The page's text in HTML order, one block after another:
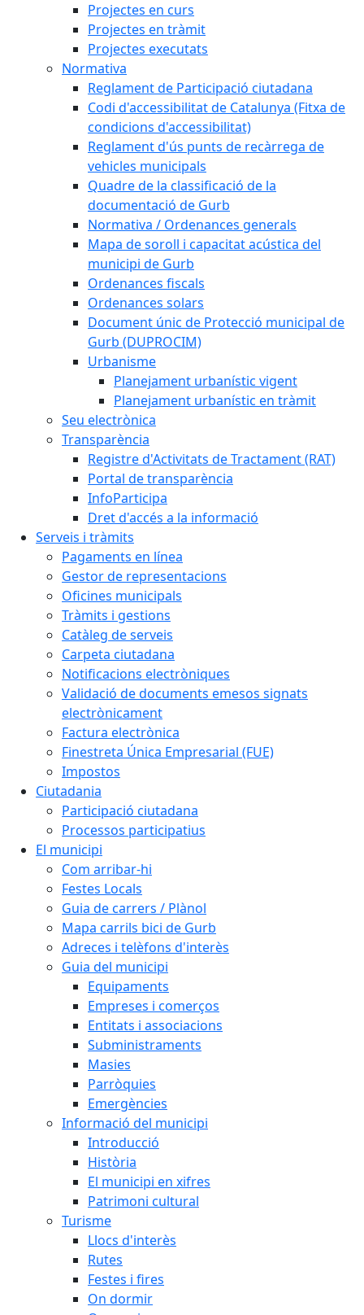
Projectes en curs
Projectes en tràmit
Projectes executats
Normativa
Reglament de Participació ciutadana
Codi d'accessibilitat de Catalunya (Fitxa de
condicions d'accessibilitat)
Reglament d'ús punts de recàrrega de
vehicles municipals
Quadre de la classificació de la
documentació de Gurb
Normativa / Ordenances generals
Mapa de soroll i capacitat acústica del
municipi de Gurb
Ordenances fiscals
Ordenances solars
Document únic de Protecció municipal de
Gurb (DUPROCIM)
Urbanisme
Planejament urbanístic vigent
Planejament urbanístic en tràmit
Seu electrònica
Transparència
Registre d'Activitats de Tractament (RAT)
Portal de transparència
InfoParticipa
Dret d'accés a la informació
Serveis i tràmits
Pagaments en línea
Gestor de representacions
Oficines municipals
Tràmits i gestions
Catàleg de serveis
Carpeta ciutadana
Notificacions electròniques
Validació de documents emesos signats
electrònicament
Factura electrònica
Finestreta Única Empresarial (FUE)
Impostos
Ciutadania
Participació ciutadana
Processos participatius
El municipi
Com arribar-hi
Festes Locals
Guia de carrers / Plànol
Mapa carrils bici de Gurb
Adreces i telèfons d'interès
Guia del municipi
Equipaments
Empreses i comerços
Entitats i associacions
Subministraments
Masies
Parròquies
Emergències
Informació del municipi
Introducció
Història
El municipi en xifres
Patrimoni cultural
Turisme
Llocs d'interès
Rutes
Festes i fires
On dormir